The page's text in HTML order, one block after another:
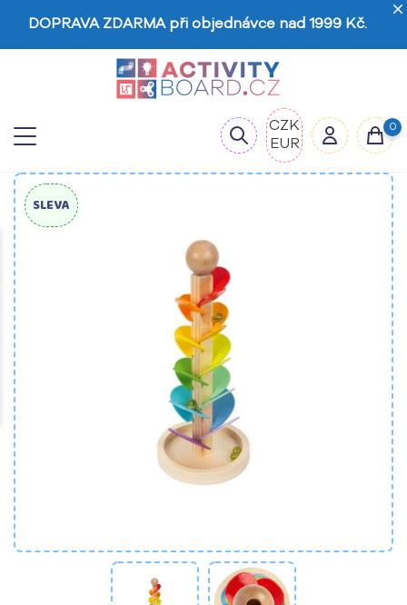
DOPRAVA ZDARMA při objednávce nad 1999 Kč.
CZK
EUR
0
SLEVA